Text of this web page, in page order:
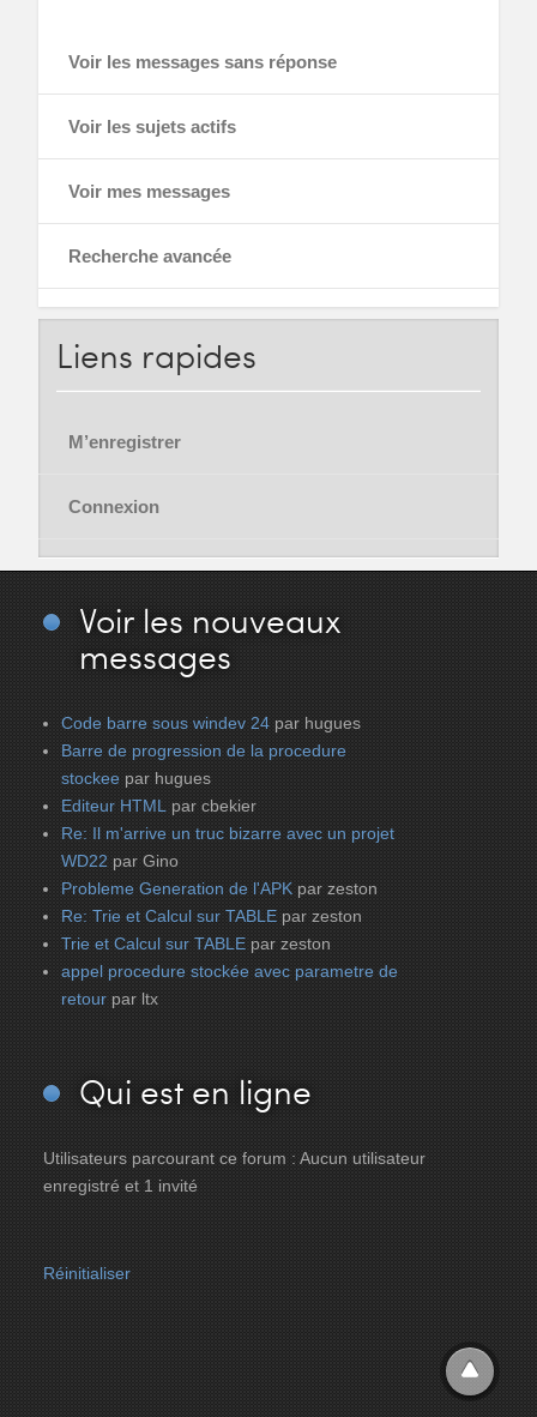
Voir les messages sans réponse
Voir les sujets actifs
Voir mes messages
Recherche avancée
Liens rapides
M’enregistrer
Connexion
Voir les nouveaux
messages
Code barre sous windev 24 par hugues
Barre de progression de la procedure
stockee par hugues
Editeur HTML par cbekier
Re: Il m'arrive un truc bizarre avec un projet
WD22 par Gino
Probleme Generation de l'APK par zeston
Re: Trie et Calcul sur TABLE par zeston
Trie et Calcul sur TABLE par zeston
appel procedure stockée avec parametre de
retour par ltx
Qui est en ligne
Utilisateurs parcourant ce forum : Aucun utilisateur
enregistré et 1 invité
Réinitialiser